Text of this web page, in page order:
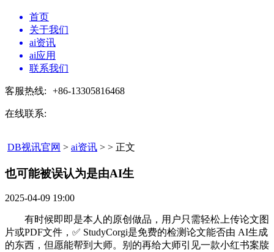
首页
关于我们
ai资讯
ai应用
联系我们
客服热线: +86-13305816468
在线联系:
DB视讯官网 > ai资讯 > > 正文
也可能被误认为是由AI生​
2025-04-09 19:00
有时候即即是本人的原创做品，用户只需轻松上传论文图
片或PDF文件，✅ StudyCorgi是免费的检测论文能否由 AI生成
的东西，但愿能帮到大师。别的再给大师引见一款小红书案牍